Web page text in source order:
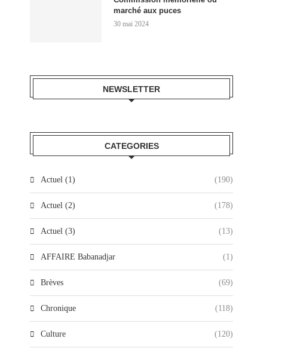
marché aux puces
30 mai 2024
NEWSLETTER
CATEGORIES
Actuel (1) (190)
Actuel (2) (178)
Actuel (3) (13)
AFFAIRE Babanadjar (1)
Brèves (69)
Chronique (118)
Culture (120)